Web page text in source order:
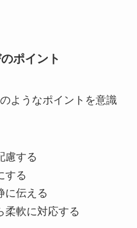
ポイント
ようなポイントを意識
慮する
する
に伝える
柔軟に対応する